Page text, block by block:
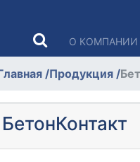
О КОМПАНИИ
Продукция /
/
БетонКонтакт